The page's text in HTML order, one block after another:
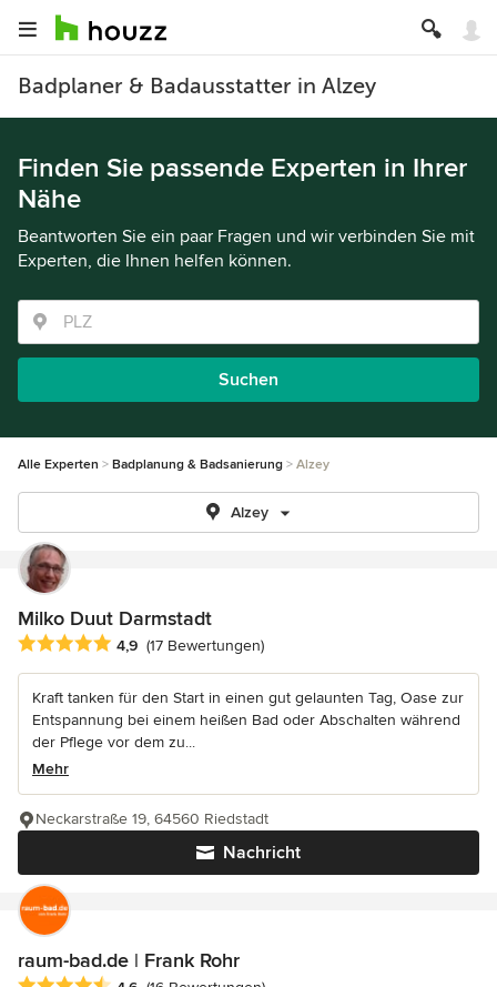
Badplaner & Badausstatter in Alzey
Finden Sie passende Experten in Ihrer
Nähe
Beantworten Sie ein paar Fragen und wir verbinden Sie mit
Experten, die Ihnen helfen können.
Suchen
Alle Experten Badplanung & Badsanierung Alzey
Alzey
Milko Duut Darmstadt
Durchschnittliche Bewertung: 4.9 von 5 Sternen
4,9 (17 Bewertungen)
Kraft tanken für den Start in einen gut gelaunten Tag, Oase zur
Entspannung bei einem heißen Bad oder Abschalten während
der Pflege vor dem zu...
Mehr
Nachricht
Neckarstraße 19, 64560 Riedstadt
raum-bad.de | Frank Rohr